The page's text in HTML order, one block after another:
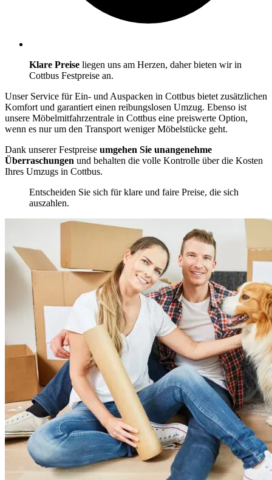
Klare Preise liegen uns am Herzen, daher bieten wir in
Cottbus Festpreise an.
Unser Service für Ein- und Auspacken in Cottbus bietet zusätzlichen
Komfort und garantiert einen reibungslosen Umzug. Ebenso ist
unsere Möbelmitfahrzentrale in Cottbus eine preiswerte Option,
wenn es nur um den Transport weniger Möbelstücke geht.
Dank unserer Festpreise umgehen Sie unangenehme
Überraschungen und behalten die volle Kontrolle über die Kosten
Ihres Umzugs in Cottbus.
Entscheiden Sie sich für klare und faire Preise, die sich
auszahlen.